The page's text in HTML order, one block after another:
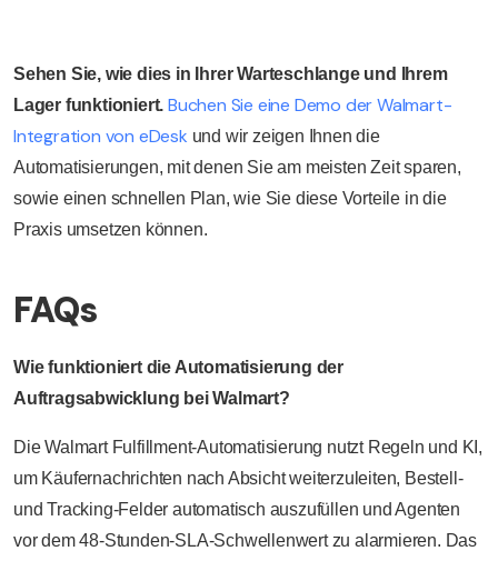
Sehen Sie, wie dies in Ihrer Warteschlange und Ihrem
Lager funktioniert. Buchen Sie eine Demo der Walmart-
Integration von eDesk und wir zeigen Ihnen die
Automatisierungen, mit denen Sie am meisten Zeit sparen,
sowie einen schnellen Plan, wie Sie diese Vorteile in die
Praxis umsetzen können.
FAQs
Wie funktioniert die Automatisierung der
Auftragsabwicklung bei Walmart?
Die Walmart Fulfillment-Automatisierung nutzt Regeln und KI,
um Käufernachrichten nach Absicht weiterzuleiten, Bestell-
und Tracking-Felder automatisch auszufüllen und Agenten
vor dem 48-Stunden-SLA-Schwellenwert zu alarmieren. Das